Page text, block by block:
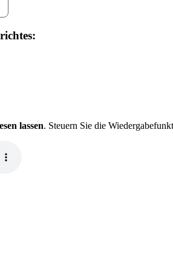
lassen. Steuern Sie die